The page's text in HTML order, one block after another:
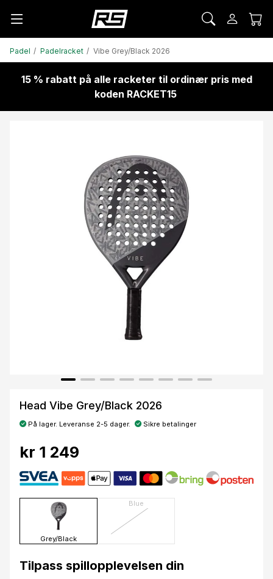
Padel Padelracket Vibe Grey/Black 2026
15 % rabatt på alle racketer til ordinær pris med
koden RACKET15
Head Vibe Grey/Black 2026
På lager. Leveranse 2-5 dager. Sikre betalinger
kr 1 249
Grey/Black
Blue
Tilpass spillopplevelsen din